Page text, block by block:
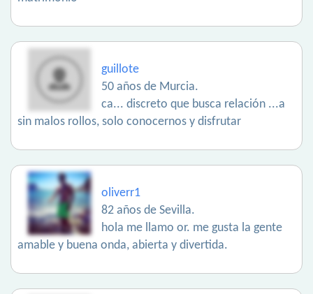
guillote
50 años de Murcia.
ca... discreto que busca relación ...a
sin malos rollos, solo conocernos y disfrutar
oliverr1
82 años de Sevilla.
hola me llamo or. me gusta la gente
amable y buena onda, abierta y divertida.